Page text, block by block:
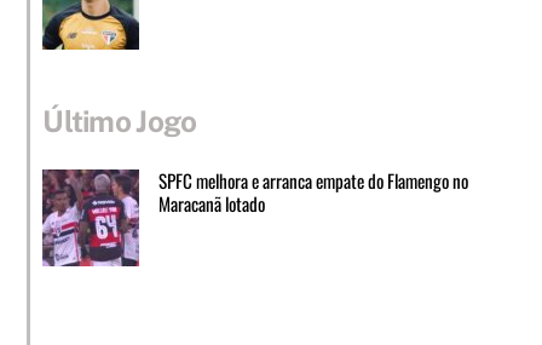
Último Jogo
SPFC melhora e arranca empate do Flamengo no
Maracanã lotado